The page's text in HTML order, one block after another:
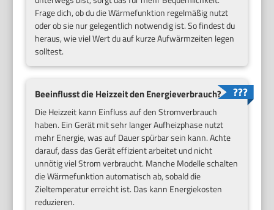
Frage dich, ob du die Wärmefunktion regelmäßig nutzt
oder ob sie nur gelegentlich notwendig ist. So findest du
heraus, wie viel Wert du auf kurze Aufwärmzeiten legen
solltest.
Beeinflusst die Heizzeit den Energieverbrauch?
Die Heizzeit kann Einfluss auf den Stromverbrauch
haben. Ein Gerät mit sehr langer Aufheizphase nutzt
mehr Energie, was auf Dauer spürbar sein kann. Achte
darauf, dass das Gerät effizient arbeitet und nicht
unnötig viel Strom verbraucht. Manche Modelle schalten
die Wärmefunktion automatisch ab, sobald die
Zieltemperatur erreicht ist. Das kann Energiekosten
reduzieren.